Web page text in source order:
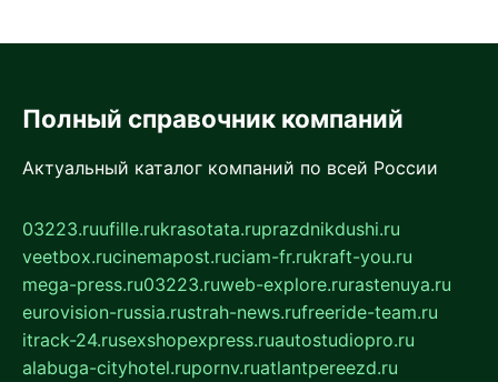
Полный справочник компаний
Актуальный каталог компаний по всей России
03223.ruufille.rukrasotata.ruprazdnikdushi.ru
veetbox.rucinemapost.ruciam-fr.rukraft-you.ru
mega-press.ru03223.ruweb-explore.rurastenuya.ru
eurovision-russia.rustrah-news.rufreeride-team.ru
itrack-24.rusexshopexpress.ruautostudiopro.ru
alabuga-cityhotel.rupornv.ruatlantpereezd.ru